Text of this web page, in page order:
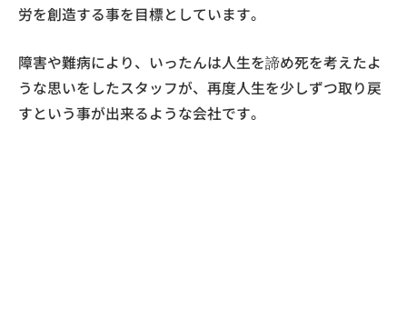
労を創造する事を目標としています。
障害や難病により、いったんは人生を諦め死を考えたよ
うな思いをしたスタッフが、再度人生を少しずつ取り戻
すという事が出来るような会社です。